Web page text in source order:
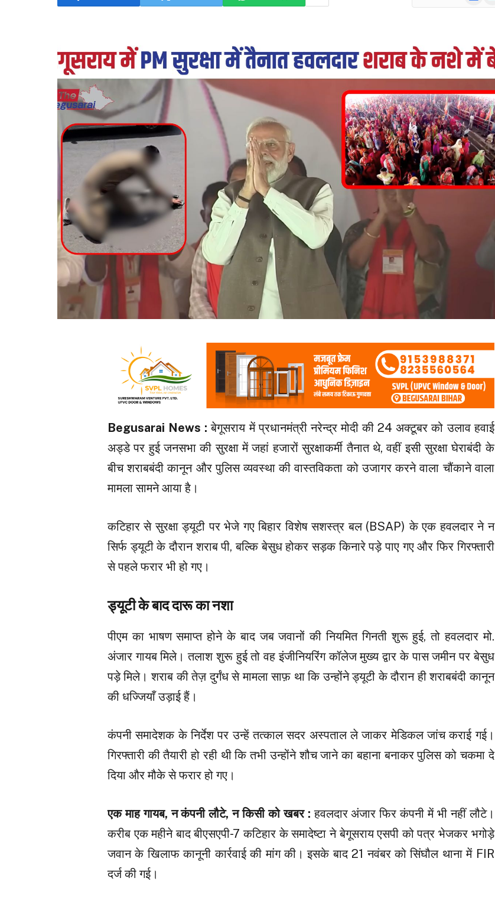
Begusarai News : बेगूसराय में प्रधानमंत्री नरेन्द्र मोदी की 24 अक्टूबर को उलाव हवाई
अड्डे पर हुई जनसभा की सुरक्षा में जहां हजारों सुरक्षाकर्मी तैनात थे, वहीं इसी सुरक्षा घेराबंदी के
बीच शराबबंदी कानून और पुलिस व्यवस्था की वास्तविकता को उजागर करने वाला चौंकाने वाला
मामला सामने आया है।
कटिहार से सुरक्षा ड्यूटी पर भेजे गए बिहार विशेष सशस्त्र बल (BSAP) के एक हवलदार ने न
सिर्फ ड्यूटी के दौरान शराब पी, बल्कि बेसुध होकर सड़क किनारे पड़े पाए गए और फिर गिरफ्तारी
से पहले फरार भी हो गए।
ड्यूटी के बाद दारू का नशा
पीएम का भाषण समाप्त होने के बाद जब जवानों की नियमित गिनती शुरू हुई, तो हवलदार मो.
अंजार गायब मिले। तलाश शुरू हुई तो वह इंजीनियरिंग कॉलेज मुख्य द्वार के पास जमीन पर बेसुध
पड़े मिले। शराब की तेज़ दुर्गंध से मामला साफ़ था कि उन्होंने ड्यूटी के दौरान ही शराबबंदी कानून
की धज्जियाँ उड़ाई हैं।
कंपनी समादेशक के निर्देश पर उन्हें तत्काल सदर अस्पताल ले जाकर मेडिकल जांच कराई गई।
गिरफ्तारी की तैयारी हो रही थी कि तभी उन्होंने शौच जाने का बहाना बनाकर पुलिस को चकमा दे
दिया और मौके से फरार हो गए।
एक माह गायब, न कंपनी लौटे, न किसी को खबर :हवलदार अंजार फिर कंपनी में भी नहीं लौटे।
करीब एक महीने बाद बीएसएपी-7 कटिहार के समादेष्टा ने बेगूसराय एसपी को पत्र भेजकर भगोड़े
जवान के खिलाफ कानूनी कार्रवाई की मांग की। इसके बाद 21 नवंबर को सिंघौल थाना में FIR
दर्ज की गई।